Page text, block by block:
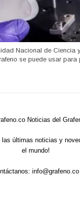
Nacional de Ciencia
se puede usar para
últimas noticias y
el mundo!
info@grafeno.co